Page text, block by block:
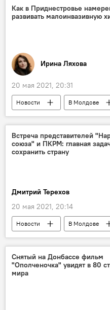
Как в Приднестровье
развивать малоинвазивную
Ирина Ляхова
20 мая 2021, 20:31
Новости В Молдове
Приднестровье
Встреча представителей
союза" и ПКРМ: главная
сохранить страну
Дмитрий Терехов
20 мая 2021, 20:14
Новости В Молдове
Политика
Снятый на Донбассе фильм
"Ополченочка" увидят в 80
мира